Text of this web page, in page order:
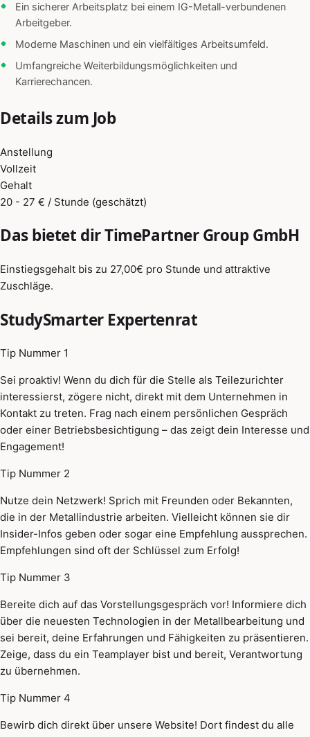
Ein sicherer Arbeitsplatz bei einem IG-Metall-verbundenen
Arbeitgeber.
Moderne Maschinen und ein vielfältiges Arbeitsumfeld.
Umfangreiche Weiterbildungsmöglichkeiten und
Karrierechancen.
Details zum Job
Anstellung
Vollzeit
Gehalt
20 - 27 € / Stunde (geschätzt)
Das bietet dir TimePartner Group GmbH
Einstiegsgehalt bis zu 27,00€ pro Stunde und attraktive
Zuschläge.
StudySmarter Expertenrat
Tip Nummer 1
Sei proaktiv! Wenn du dich für die Stelle als Teilezurichter
interessierst, zögere nicht, direkt mit dem Unternehmen in
Kontakt zu treten. Frag nach einem persönlichen Gespräch
oder einer Betriebsbesichtigung – das zeigt dein Interesse und
Engagement!
Tip Nummer 2
Nutze dein Netzwerk! Sprich mit Freunden oder Bekannten,
die in der Metallindustrie arbeiten. Vielleicht können sie dir
Insider-Infos geben oder sogar eine Empfehlung aussprechen.
Empfehlungen sind oft der Schlüssel zum Erfolg!
Tip Nummer 3
Bereite dich auf das Vorstellungsgespräch vor! Informiere dich
über die neuesten Technologien in der Metallbearbeitung und
sei bereit, deine Erfahrungen und Fähigkeiten zu präsentieren.
Zeige, dass du ein Teamplayer bist und bereit, Verantwortung
zu übernehmen.
Tip Nummer 4
Bewirb dich direkt über unsere Website! Dort findest du alle